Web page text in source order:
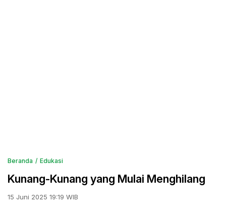
Beranda Edukasi
Kunang-Kunang yang Mulai Menghilang
15 Juni 2025 19:19 WIB